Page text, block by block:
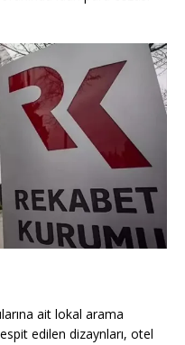
ait lokal arama
edilen dizaynları, otel